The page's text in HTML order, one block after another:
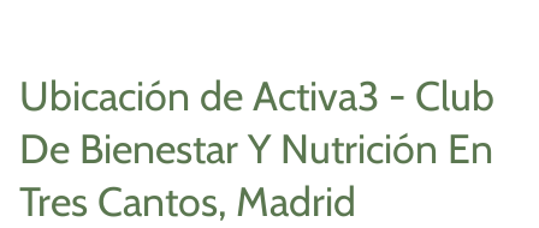
Ubicación de Activa3 - Club
De Bienestar Y Nutrición En
Tres Cantos, Madrid